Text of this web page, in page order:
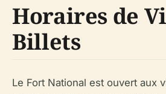
Horaires de
Billets
Le Fort National est ouvert aux